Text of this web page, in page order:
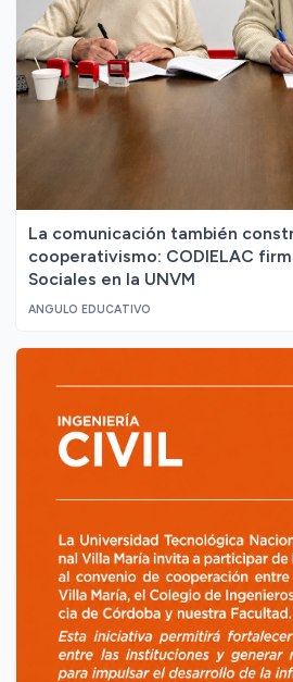
La comunicación también
cooperativismo: CODIELAC
Sociales en la UNVM
ANGULO EDUCATIVO